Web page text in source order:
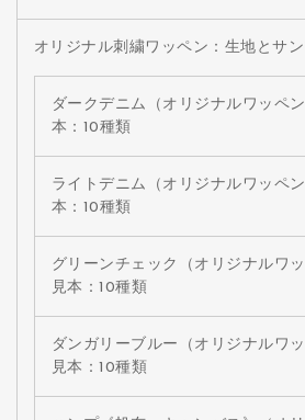
オリジナル刺繍ワッペン：生地とサ
ダークデニム（オリジナルワッペ
本：10種類
ライトデニム（オリジナルワッペ
本：10種類
グリーンチェック（オリジナルワ
見本：10種類
ダンガリーブルー（オリジナルワ
見本：10種類